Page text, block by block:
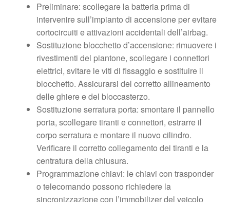
Preliminare: scollegare la batteria prima di
intervenire sull’impianto di accensione per evitare
cortocircuiti e attivazioni accidentali dell’airbag.
Sostituzione blocchetto d’accensione: rimuovere i
rivestimenti del piantone, scollegare i connettori
elettrici, svitare le viti di fissaggio e sostituire il
blocchetto. Assicurarsi del corretto allineamento
delle ghiere e del bloccasterzo.
Sostituzione serratura porta: smontare il pannello
porta, scollegare tiranti e connettori, estrarre il
corpo serratura e montare il nuovo cilindro.
Verificare il corretto collegamento dei tiranti e la
centratura della chiusura.
Programmazione chiavi: le chiavi con trasponder
o telecomando possono richiedere la
sincronizzazione con l’immobilizer del veicolo